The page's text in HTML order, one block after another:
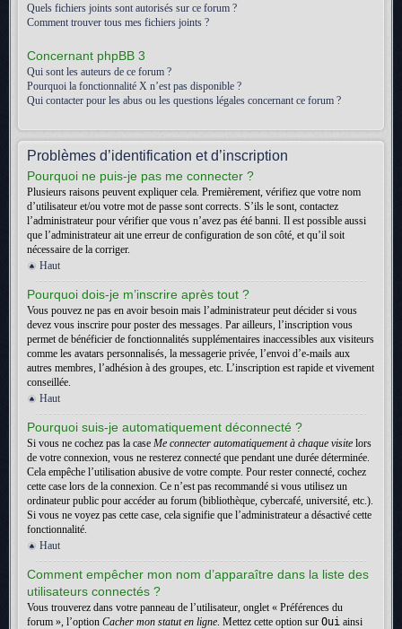
Quels fichiers joints sont autorisés sur ce forum ?
Comment trouver tous mes fichiers joints ?
Concernant phpBB 3
Qui sont les auteurs de ce forum ?
Pourquoi la fonctionnalité X n’est pas disponible ?
Qui contacter pour les abus ou les questions légales concernant ce forum ?
Problèmes d’identification et d’inscription
Pourquoi ne puis-je pas me connecter ?
Plusieurs raisons peuvent expliquer cela. Premièrement, vérifiez que votre nom
d’utilisateur et/ou votre mot de passe sont corrects. S’ils le sont, contactez
l’administrateur pour vérifier que vous n’avez pas été banni. Il est possible aussi
que l’administrateur ait une erreur de configuration de son côté, et qu’il soit
nécessaire de la corriger.
Haut
Pourquoi dois-je m’inscrire après tout ?
Vous pouvez ne pas en avoir besoin mais l’administrateur peut décider si vous
devez vous inscrire pour poster des messages. Par ailleurs, l’inscription vous
permet de bénéficier de fonctionnalités supplémentaires inaccessibles aux visiteurs
comme les avatars personnalisés, la messagerie privée, l’envoi d’e-mails aux
autres membres, l’adhésion à des groupes, etc. L’inscription est rapide et vivement
conseillée.
Haut
Pourquoi suis-je automatiquement déconnecté ?
Si vous ne cochez pas la case Me connecter automatiquement à chaque visite lors
de votre connexion, vous ne resterez connecté que pendant une durée déterminée.
Cela empêche l’utilisation abusive de votre compte. Pour rester connecté, cochez
cette case lors de la connexion. Ce n’est pas recommandé si vous utilisez un
ordinateur public pour accéder au forum (bibliothèque, cybercafé, université, etc.).
Si vous ne voyez pas cette case, cela signifie que l’administrateur a désactivé cette
fonctionnalité.
Haut
Comment empêcher mon nom d’apparaître dans la liste des
utilisateurs connectés ?
Vous trouverez dans votre panneau de l’utilisateur, onglet « Préférences du
forum », l’option Cacher mon statut en ligne. Mettez cette option sur Oui ainsi